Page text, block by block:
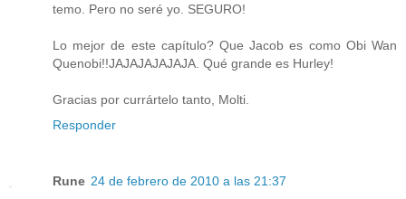
temo. Pero no seré yo. SEGURO!
Lo mejor de este capítulo? Que Jacob es como Obi Wan
Quenobi!!JAJAJAJAJAJA. Qué grande es Hurley!
Gracias por currártelo tanto, Molti.
Responder
Rune 24 de febrero de 2010 a las 21:37